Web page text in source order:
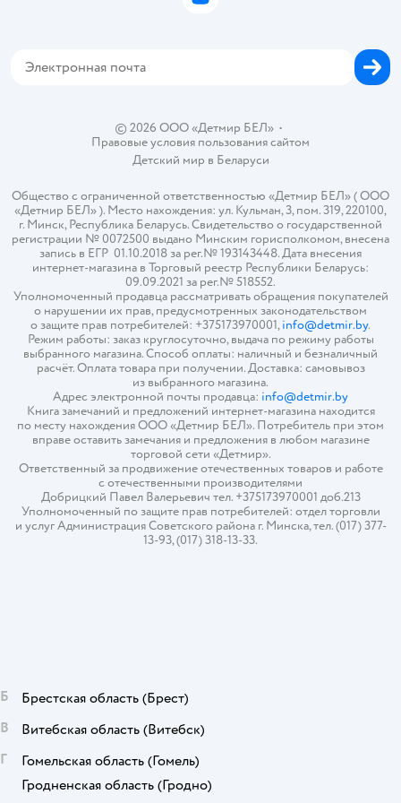
© 2026 ООО «Детмир БЕЛ»•
Правовые условия пользования сайтом
Детский мир в Беларуси
Общество с ограниченной ответственностью «Детмир БЕЛ» ( ООО
«Детмир БЕЛ» ). Место нахождения: ул. Кульман, 3, пом. 319, 220100,
г. Минск, Республика Беларусь. Свидетельство о государственной
регистрации № 0072500 выдано Минским горисполкомом, внесена
запись в ЕГР 01.10.2018 за рег.№ 193143448. Дата внесения
интернет-магазина в Торговый реестр Республики Беларусь:
09.09.2021 за рег.№ 518552.
Уполномоченный продавца рассматривать обращения покупателей
о нарушении их прав, предусмотренных законодательством
о защите прав потребителей: +375173970001,info@detmir.by.
Режим работы: заказ круглосуточно, выдача по режиму работы
выбранного магазина. Способ оплаты: наличный и безналичный
расчёт. Оплата товара при получении. Доставка: самовывоз
из выбранного магазина.
Адрес электронной почты продавца: info@detmir.by
Книга замечаний и предложений интернет-магазина находится
по месту нахождения ООО «Детмир БЕЛ». Потребитель при этом
вправе оставить замечания и предложения в любом магазине
торговой сети «Детмир».
Ответственный за продвижение отечественных товаров и работе
с отечественными производителями
Добрицкий Павел Валерьевич тел. +375173970001 доб.213
Уполномоченный по защите прав потребителей: отдел торговли
и услуг Администрация Советского района г. Минска, тел. (017) 377-
13-93, (017) 318-13-33.
Б Брестская область (Брест)
В
Витебская область (Витебск)
Г
Гомельская область (Гомель)
Гродненская область (Гродно)